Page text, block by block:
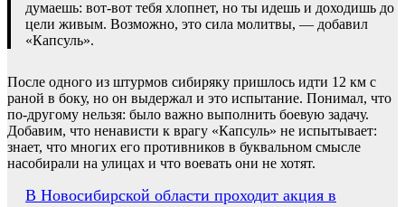
думаешь: вот-вот тебя хлопнет, но ты идешь и доходишь до
цели живым. Возможно, это сила молитвы, — добавил
«Капсуль».
После одного из штурмов сибиряку пришлось идти 12 км с
раной в боку, но он выдержал и это испытание. Понимал, что
по-другому нельзя: было важно выполнить боевую задачу.
Добавим, что ненависти к врагу «Капсуль» не испытывает:
знает, что многих его противников в буквальном смысле
насобирали на улицах и что воевать они не хотят.
Навигация
В Новосибирской области проходит акция в